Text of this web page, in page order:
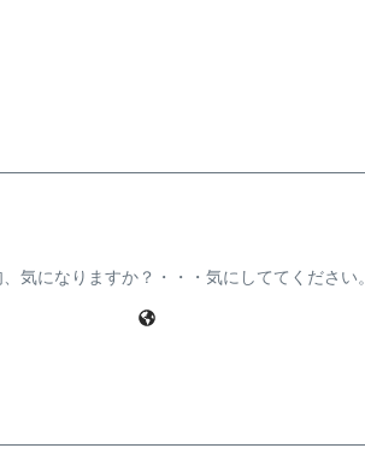
気になりますか？・・・気にしててください。